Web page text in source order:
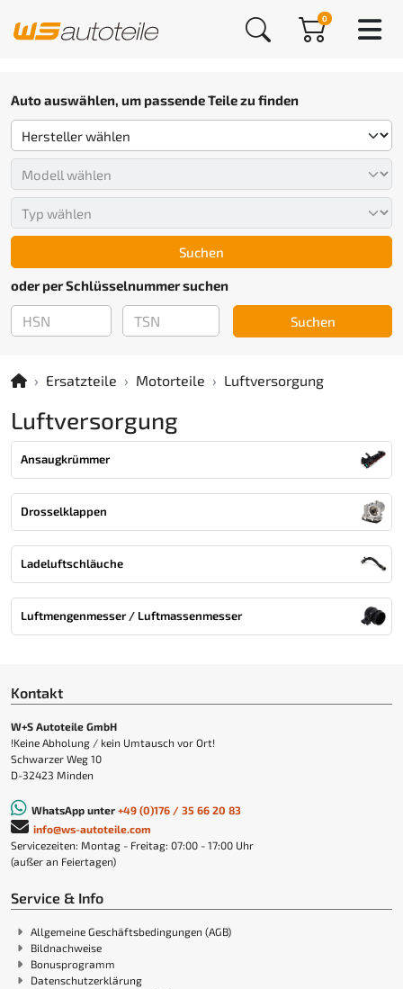
0
Auto auswählen, um passende Teile zu finden
Suchen
oder per Schlüsselnummer suchen
Suchen
Ersatzteile Motorteile Luftversorgung
Luftversorgung
Ansaugkrümmer
Drosselklappen
Ladeluftschläuche
Luftmengenmesser / Luftmassenmesser
Kontakt
W+S Autoteile GmbH
!Keine Abholung / kein Umtausch vor Ort!
Schwarzer Weg 10
D-32423 Minden
WhatsApp unter +49 (0)176 / 35 66 20 83
info@ws-autoteile.com
Servicezeiten: Montag - Freitag: 07:00 - 17:00 Uhr
(außer an Feiertagen)
Service & Info
Allgemeine Geschäftsbedingungen (AGB)
Bildnachweise
Bonusprogramm
Datenschutzerklärung